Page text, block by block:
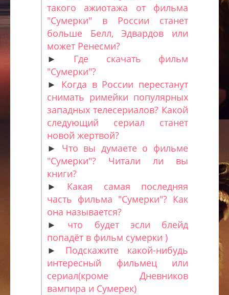
такого ажиотажа от фильма
"Сумерки" в России станет
больше Белл, Эдвардов или
может Ренесми?
► Где скачать фильм
"Сумерки"?
► Когда в России перестанут
снимать римейки популярных
западных телесериалов? Какой
следующий сериал станет
новой жертвой?
► Что вы думаете о фильме
"Сумерки"? Читали ли вы
книги?
► Какая самая последняя
часть фильма "Сумерки"? Как
она называется?
► что будет эсли блейд
попадёт в фильм сумерки )
► Подскажите какой-нибудь
интересный фильмец или
сериал(кроме Дневников
вампира и Сумерек)